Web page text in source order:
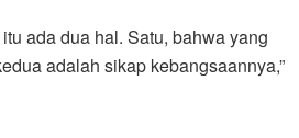
ada dua hal. Satu, bahwa yang
adalah sikap kebangsaannya,”